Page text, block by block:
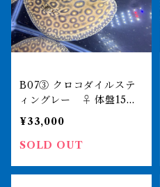
B07③ クロコダイルステ
ィングレー ♀ 体盤15㎝
前後
¥33,000
SOLD OUT